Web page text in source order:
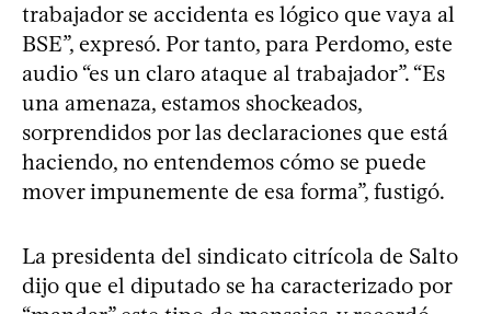
trabajador se accidenta es lógico que vaya al
BSE”, expresó. Por tanto, para Perdomo, este
audio “es un claro ataque al trabajador”. “Es
una amenaza, estamos shockeados,
sorprendidos por las declaraciones que está
haciendo, no entendemos cómo se puede
mover impunemente de esa forma”, fustigó.
La presidenta del sindicato citrícola de Salto
dijo que el diputado se ha caracterizado por